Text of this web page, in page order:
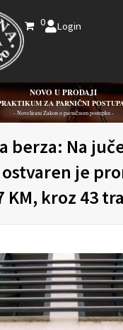
0 Login
NOVO U PRODAJI
ZA PARNIČNI
- Novelirani Zakon o parničnom postupku -
berza: Na
je
KM, kroz 43